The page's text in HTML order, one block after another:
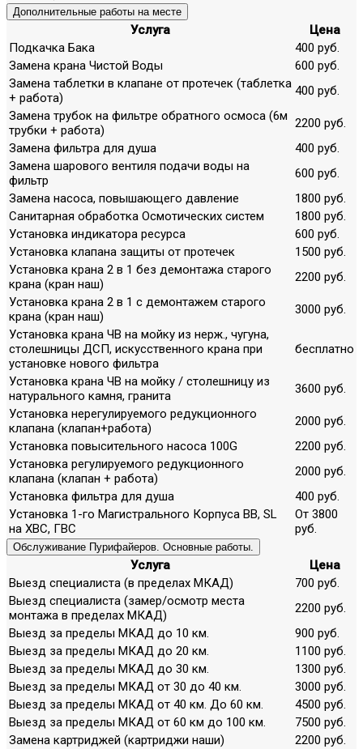
Дополнительные работы на месте
Услуга
Цена
Подкачка Бака
400 руб.
Замена крана Чистой Воды
600 руб.
Замена таблетки в клапане от протечек (таблетка
+ работа)
400 руб.
Замена трубок на фильтре обратного осмоса (6м
трубки + работа)
2200 руб.
Замена фильтра для душа
400 руб.
Замена шарового вентиля подачи воды на
фильтр
600 руб.
Замена насоса, повышающего давление
1800 руб.
Санитарная обработка Осмотических систем
1800 руб.
Установка индикатора ресурса
600 руб.
Установка клапана защиты от протечек
1500 руб.
Установка крана 2 в 1 без демонтажа старого
крана (кран наш)
2200 руб.
Установка крана 2 в 1 с демонтажем старого
крана (кран наш)
3000 руб.
Установка крана ЧВ на мойку из нерж., чугуна,
столешницы ДСП, искусственного крана при
установке нового фильтра
бесплатно
Установка крана ЧВ на мойку / столешницу из
натурального камня, гранита
3600 руб.
Установка нерегулируемого редукционного
клапана (клапан+работа)
2000 руб.
Установка повысительного насоса 100G
2200 руб.
Установка регулируемого редукционного
клапана (клапан + работа)
2000 руб.
Установка фильтра для душа
400 руб.
Установка 1-го Магистрального Корпуса ВВ, SL
на ХВС, ГВС
От 3800
руб.
Обслуживание Пурифайеров. Основные работы.
Услуга
Цена
Выезд специалиста (в пределах МКАД)
700 руб.
Выезд специалиста (замер/осмотр места
монтажа в пределах МКАД)
2200 руб.
Выезд за пределы МКАД до 10 км.
900 руб.
Выезд за пределы МКАД до 20 км.
1100 руб.
Выезд за пределы МКАД до 30 км.
1300 руб.
Выезд за пределы МКАД от 30 до 40 км.
3000 руб.
Выезд за пределы МКАД от 40 км. До 60 км.
4500 руб.
Выезд за пределы МКАД от 60 км до 100 км.
7500 руб.
Замена картриджей (картриджи наши)
2200 руб.